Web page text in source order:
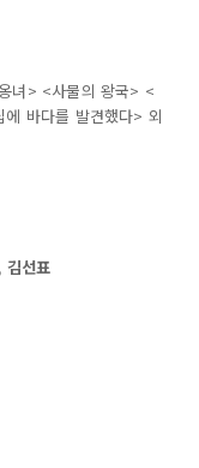
녀> <사물의 왕국> <
바다를 발견했다> 외
김선표